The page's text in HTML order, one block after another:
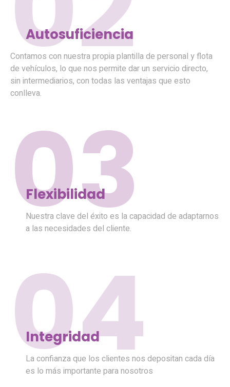
Autosuficiencia
Contamos con nuestra propia plantilla de personal y flota
de vehículos, lo que nos permite dar un servicio directo,
sin intermediarios, con todas las ventajas que esto
conlleva.
03
Flexibilidad
Nuestra clave del éxito es la capacidad de adaptarnos
a las necesidades del cliente.
04
Integridad
La confianza que los clientes nos depositan cada día
es lo más importante para nosotros